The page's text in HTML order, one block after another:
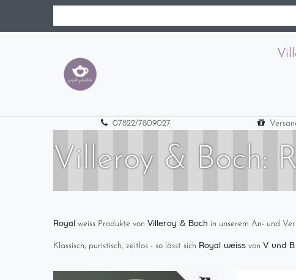
07822/7809027
Villeroy & Boch:
Royal weiss Produkte von Villeroy & Boch in unserem An- und
Klassisch, puristisch, zeitlos - so lässt sich Royal weiss von V und B